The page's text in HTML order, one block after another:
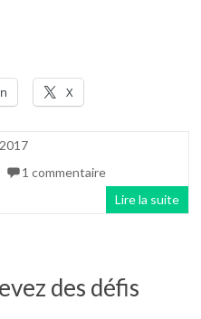
X
1 commentaire
Lire la suite
des défis